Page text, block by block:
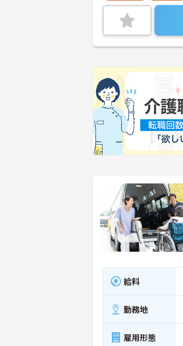
給料
勤務地
雇用形態